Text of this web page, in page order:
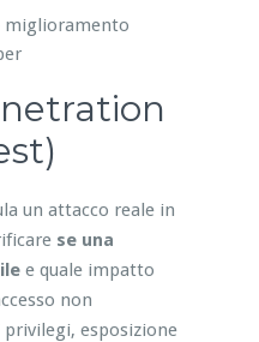
miglioramento
un attacco reale in
se una
e quale impatto
non
esposizione